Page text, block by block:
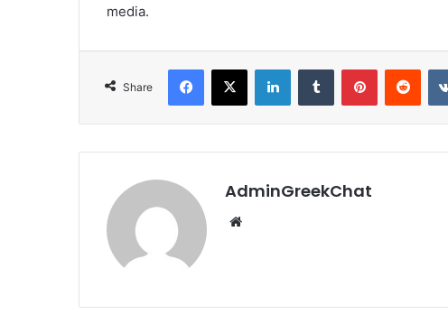
media.
Share
Facebook
X LinkedInTumblr Pinterest
AdminGreekChat